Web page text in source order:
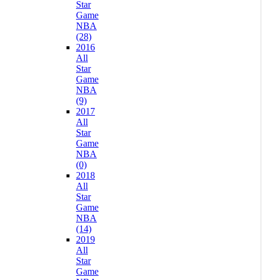
Star
Game
NBA
(28)
2016
All
Star
Game
NBA
(9)
2017
All
Star
Game
NBA
(0)
2018
All
Star
Game
NBA
(14)
2019
All
Star
Game